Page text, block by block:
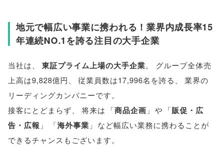
地元で幅広い事業に携われる！業界内成長率15
年連続NO.1を誇る注目の大手企業
当社は、 東証プライム上場の大手企業。
グループ全体売
上高は9,828億円、 従業員数は17,996名を誇る 、
業界の
リーディングカンパニーです。
接客にとどまらず、 将来は 「商品企画 」 や 「販促・広
告・広報 」 「海外事業 」 など幅広い業務に携わることが
できるチャンスもございます。